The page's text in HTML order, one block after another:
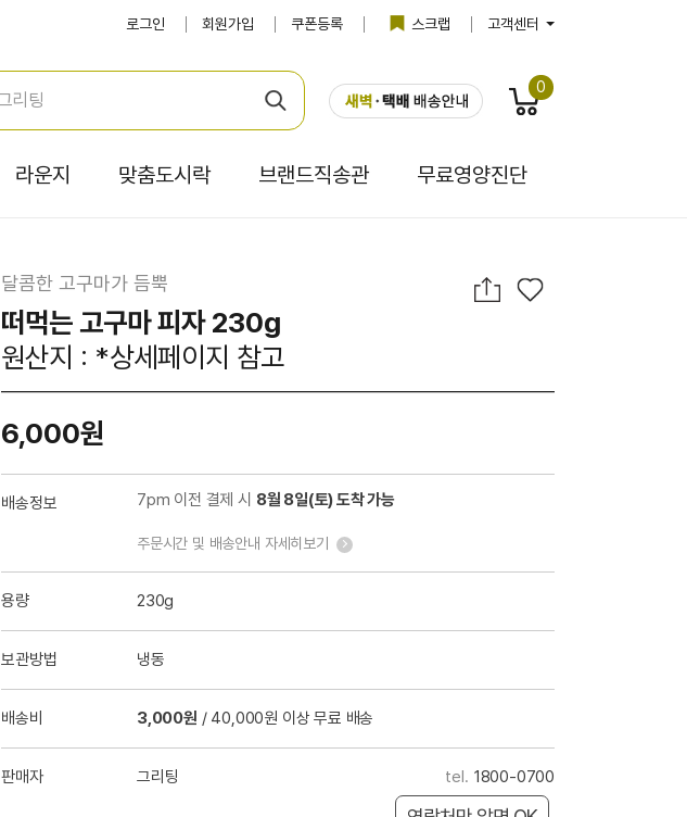
로그인 회원가입 쿠폰등록 스크랩 고객센터
0
라운지 맞춤도시락 브랜드직송관 무료영양진단
달콤한 고구마가 듬뿍
떠먹는 고구마 피자 230g
원산지 : *상세페이지 참고
6,000원
배송정보 7pm 이전 결제 시 8월 8일(토) 도착 가능
주문시간 및 배송안내 자세히보기
용량 230g
보관방법 냉동
배송비 3,000원 / 40,000원 이상 무료 배송
판매자 그리팅 1800-0700
연락처만 알면 OK